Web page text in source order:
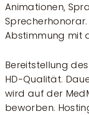
Animationen,
Abstimmung mit
Bereitstellung
HD-Qualität.
wird auf der
beworben.